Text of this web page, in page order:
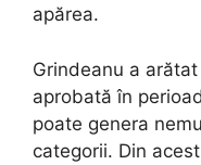
apărea.
Grindeanu a
aprobată în
poate genera
categorii. Din